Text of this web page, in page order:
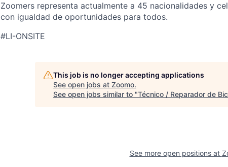
Zoomers representa actualmente a 45 nacionalidades y
con igualdad de oportunidades para todos.
#LI-ONSITE
This job is no longer accepting applications
See open jobs at Zoomo.
See open jobs similar to "Técnico / Reparador de
See more open positions at